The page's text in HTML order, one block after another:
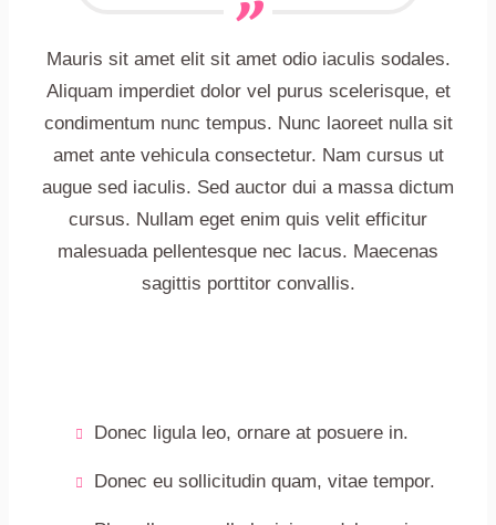
Mauris sit amet elit sit amet odio iaculis sodales.
Aliquam imperdiet dolor vel purus scelerisque, et
condimentum nunc tempus. Nunc laoreet nulla sit
amet ante vehicula consectetur. Nam cursus ut
augue sed iaculis. Sed auctor dui a massa dictum
cursus. Nullam eget enim quis velit efficitur
malesuada pellentesque nec lacus. Maecenas
sagittis porttitor convallis.
Donec ligula leo, ornare at posuere in.
Donec eu sollicitudin quam, vitae tempor.